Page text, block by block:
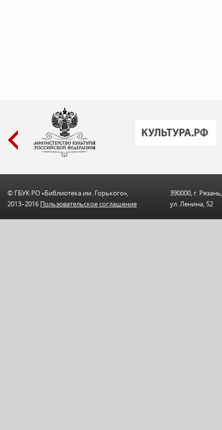
© ГБУК РО «Библиотека им. Горького»,
2013–2016 Пользовательскоe соглашениe
390000, г. Рязань,
ул. Ленина, 52